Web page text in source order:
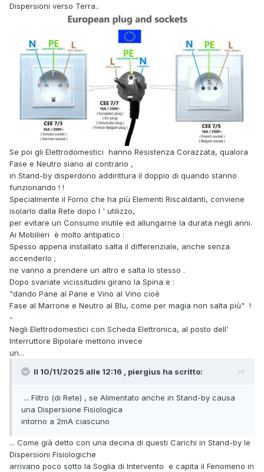
Dispersioni verso Terra..
Se poi gli Elettrodomestici hanno Resistenza Corazzata, qualora
Fase e Neutro siano al contrario ,
in Stand-by disperdono addirittura il doppio di quando stanno
funzionando ! !
Specialmente il Forno che ha più Elementi Riscaldanti, conviene
isolarlo dalla Rete dopo l ' utilizzo,
per evitare un Consumo inutile ed allungarne la durata negli anni.
Ai Mobilieri è molto antipatico :
Spesso appena installato salta il differenziale, anche senza
accenderlo ;
ne vanno a prendere un altro e salta lo stesso .
Dopo svariate vicissitudini girano la Spina e :
"dando Pane al Pane e Vino al Vino cioè
Fase al Marrone e Neutro al Blu, come per magia non salta più" !
-
Negli Elettrodomestici con Scheda Elettronica, al posto dell'
Interruttore Bipolare mettono invece
un...
Il 10/11/2025 alle 12:16 , piergius ha scritto:
... Filtro (di Rete) , se Alimentato anche in Stand-by causa
una Dispersione Fisiologica
intorno a 2mA ciascuno
... Come già detto con una decina di questi Carichi in Stand-by le
Dispersioni Fisiologiche
arrivano poco sotto la Soglia di Intervento e capita il Fenomeno in